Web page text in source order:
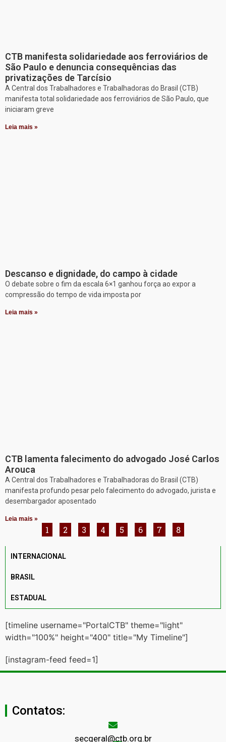
CTB manifesta solidariedade aos ferroviários de
São Paulo e denuncia consequências das
privatizações de Tarcísio
A Central dos Trabalhadores e Trabalhadoras do Brasil (CTB)
manifesta total solidariedade aos ferroviários de São Paulo, que
iniciaram greve
Leia mais »
Descanso e dignidade, do campo à cidade
O debate sobre o fim da escala 6×1 ganhou força ao expor a
compressão do tempo de vida imposta por
Leia mais »
CTB lamenta falecimento do advogado José Carlos
Arouca
A Central dos Trabalhadores e Trabalhadoras do Brasil (CTB)
manifesta profundo pesar pelo falecimento do advogado, jurista e
desembargador aposentado
Leia mais »
1 2 3 4 5 6 7 8
INTERNACIONAL
BRASIL
ESTADUAL
[timeline username="PortalCTB" theme="light"
width="100%" height="400" title="My Timeline"]
[instagram-feed feed=1]
Contatos:
secgeral@ctb.org.br